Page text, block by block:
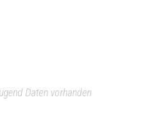
Daten vorhanden